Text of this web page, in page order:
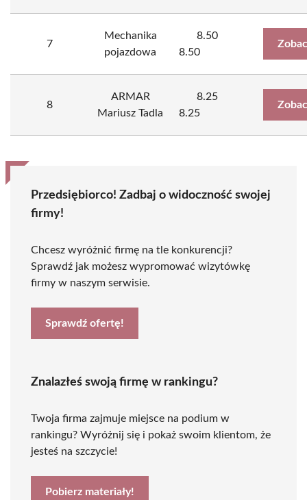
7
Mechanika
pojazdowa
8.50
8.50
8
ARMAR
Mariusz Tadla
8.25
8.25
Przedsiębiorco! Zadbaj o widoczność swojej
firmy!
Chcesz wyróżnić firmę na tle konkurencji?
Sprawdź jak możesz wypromować wizytówkę
firmy w naszym serwisie.
Sprawdź ofertę!
Znalazłeś swoją firmę w rankingu?
Twoja firma zajmuje miejsce na podium w
rankingu? Wyróżnij się i pokaż swoim klientom, że
jesteś na szczycie!
Pobierz materiały!